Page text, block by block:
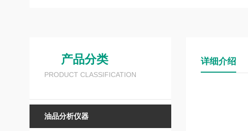
产品分类
PRODUCT CLASSIFICATION
油品分析仪器
详细介绍